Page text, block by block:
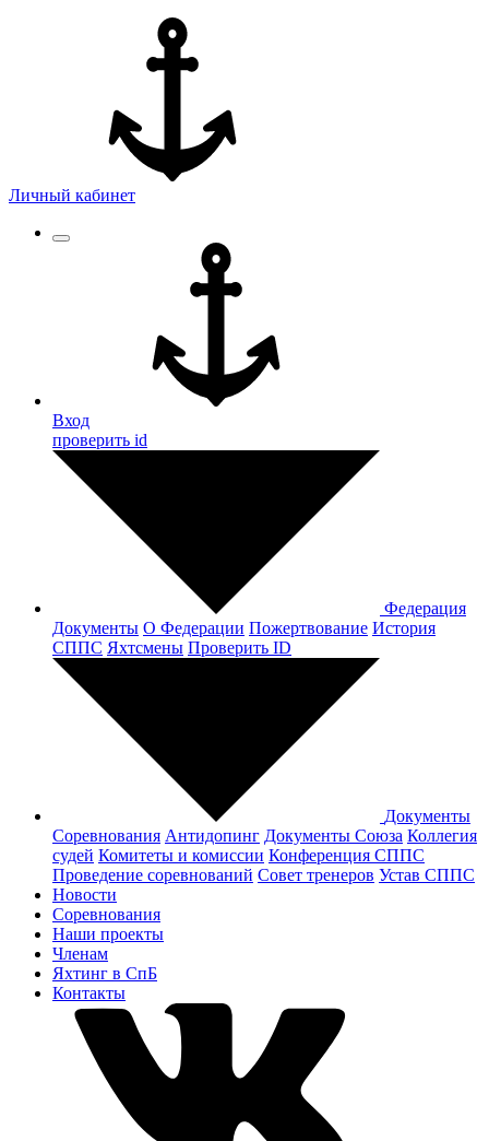
Личный кабинет
Вход
проверить id
Федерация
Документы О Федерации Пожертвование История
СППС Яхтсмены Проверить ID
Документы
Соревнования Антидопинг Документы Cоюза Коллегия
судей Комитеты и комиссии Конференция СППС
Проведение соревнований Совет тренеров Устав СППС
Новости
Соревнования
Наши проекты
Членам
Яхтинг в СпБ
Контакты